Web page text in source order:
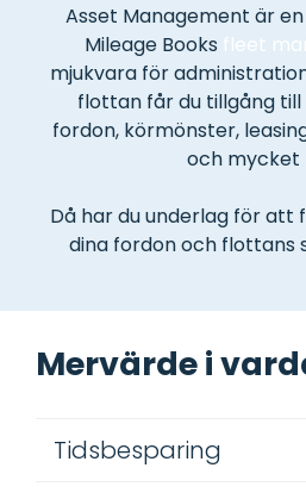
Asset Management är
Mileage Books fleet
mjukvara för
flottan får du tillgång
fordon, körmönster,
och mycket
Då har du underlag för
dina fordon och flottans
Mervärde i
Tidsbesparing